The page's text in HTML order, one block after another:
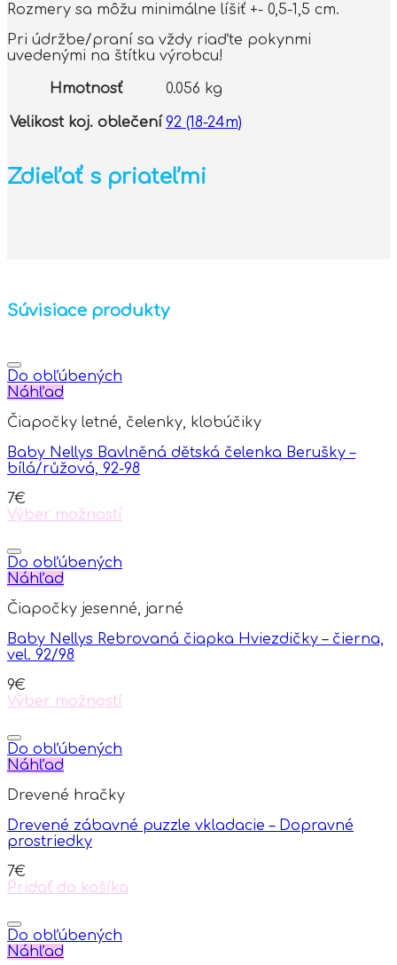
Rozmery sa môžu minimálne líšiť +- 0,5-1,5 cm.
Pri údržbe/praní sa vždy riaďte pokynmi
uvedenými na štítku výrobcu!
Hmotnosť 0.056 kg
Velikost koj. oblečení 92 (18-24m)
Zdieľať s priateľmi
Súvisiace produkty
Do obľúbených
Náhľad
Čiapočky letné, čelenky, klobúčiky
Baby Nellys Bavlněná dětská čelenka Berušky –
bílá/růžová, 92-98
7€
Výber možností
product
has
multiple
The
may
be
on
the
page
Do obľúbených
Náhľad
Čiapočky jesenné, jarné
Baby Nellys Rebrovaná čiapka Hviezdičky – čierna,
vel. 92/98
9€
Výber možností
product
has
multiple
The
may
be
on
the
page
Do obľúbených
Náhľad
Drevené hračky
Drevené zábavné puzzle vkladacie – Dopravné
prostriedky
7€
Pridať do košíka
Do obľúbených
Náhľad